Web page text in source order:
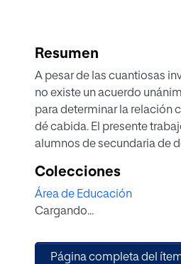
Resumen
A pesar de las cuantiosas
no existe un acuerdo
para determinar la relación
dé cabida. El presente
alumnos de secundaria de
múltiples y creatividad, de
inteligencias múltiples y
Colecciones
Área de Educación
Cargando...
Página completa del